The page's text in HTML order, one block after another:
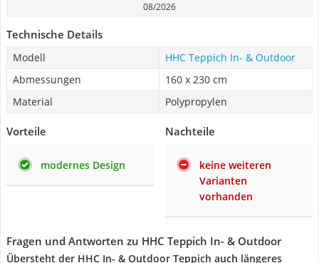
08/2026
Technische Details
Modell
HHC Teppich In- & Outdoor
Abmessungen
160 x 230 cm
Material
Polypropylen
Vorteile
modernes Design
Nachteile
keine weiteren
Varianten
vorhanden
Fragen und Antworten zu HHC Teppich In- & Outdoor
Übersteht der HHC In- & Outdoor Teppich auch längeres